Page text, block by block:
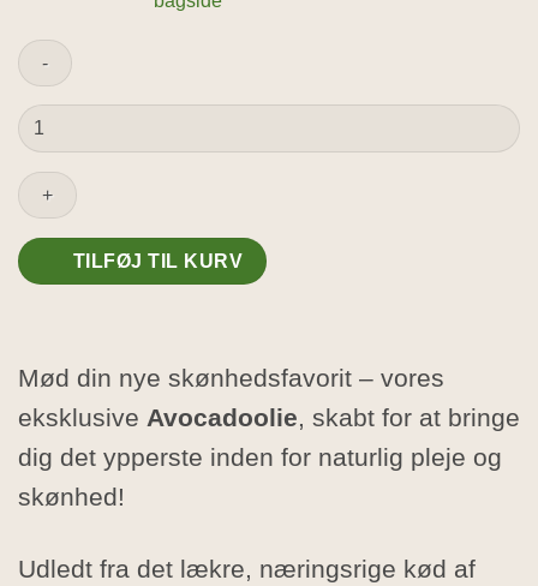
Avocadoolie
100ml
Økologisk
TILFØJ TIL KURV
Mød din nye skønhedsfavorit – vores
eksklusive Avocadoolie, skabt for at bringe
dig det ypperste inden for naturlig pleje og
skønhed!
Udledt fra det lækre, næringsrige kød af